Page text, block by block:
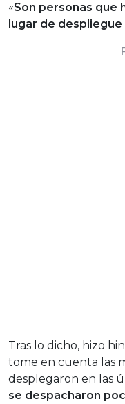
«Son personas que
lugar de
Tras lo dicho, hizo
tome en cuenta las
desplegaron en las
se despacharon